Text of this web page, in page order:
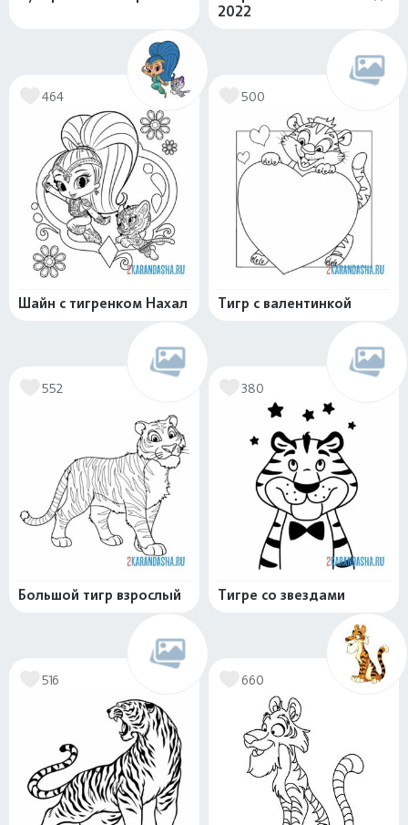
2022
464
Шайн с тигренком Нахал
500
Тигр с валентинкой
552
Большой тигр взрослый
380
Тигре со звездами
516 660